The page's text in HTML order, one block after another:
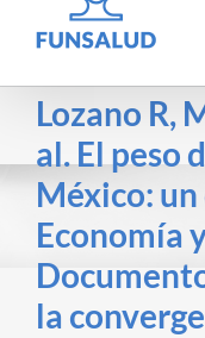
Lozano R,
al. El peso
México:
Economía
la